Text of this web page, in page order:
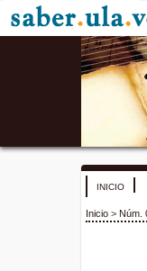
INICIO
Inicio > Núm.